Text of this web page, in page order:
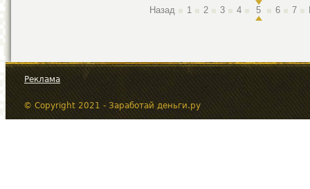
Назад 1 2 3 4 5 6 7
Реклама
© Copyright 2021 - Заработай деньги.ру